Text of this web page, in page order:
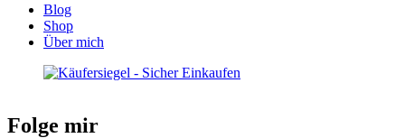
Blog
Shop
Über mich
Folge mir